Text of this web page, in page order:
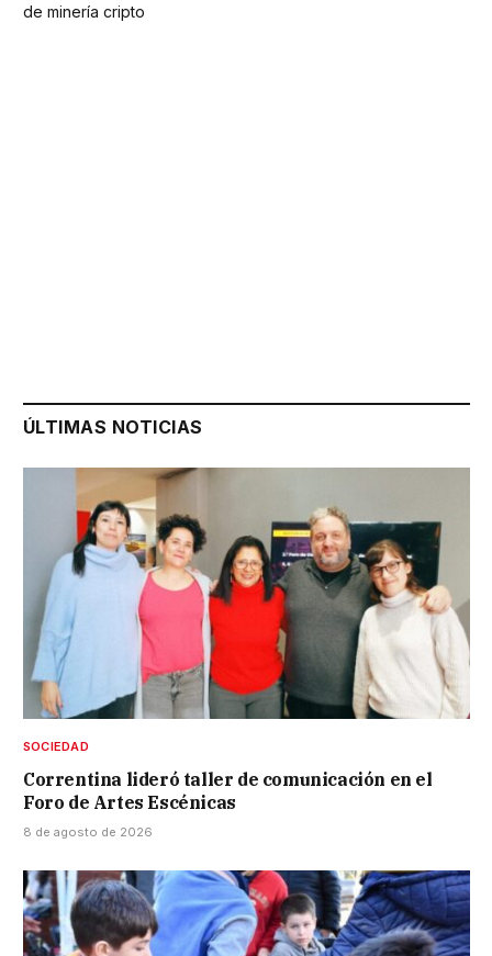
de minería cripto
ÚLTIMAS NOTICIAS
SOCIEDAD
Correntina lideró taller de comunicación en el
Foro de Artes Escénicas
8 de agosto de 2026